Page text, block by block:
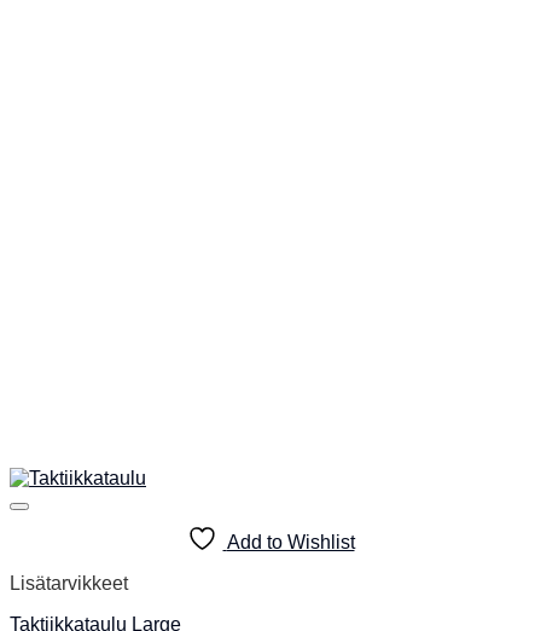
Add to Wishlist
Lisätarvikkeet
Taktiikkataulu Large